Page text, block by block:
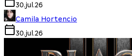
30.jul.26
Camila Hortencio
30.jul.26